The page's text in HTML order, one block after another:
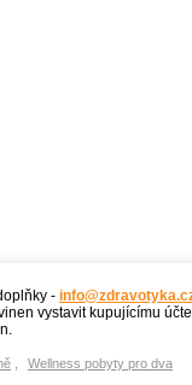
-
vystavit kupujícímu
Wellness pobyty pro dva